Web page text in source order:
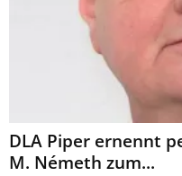
DLA Piper ernennt
M. Németh zum...